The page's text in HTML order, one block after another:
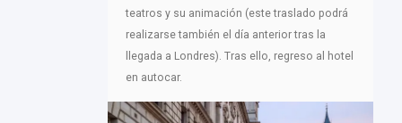
teatros y su animación (este traslado podrá
realizarse también el día anterior tras la
llegada a Londres). Tras ello, regreso al hotel
en autocar.